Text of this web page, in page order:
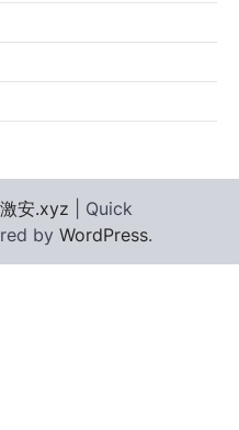
安.xyz | Quick
by WordPress.